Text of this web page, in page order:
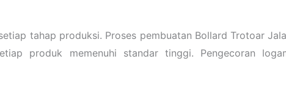
tahap produksi. Proses pembuatan Bollard Trotoar
produk memenuhi standar tinggi. Pengecoran